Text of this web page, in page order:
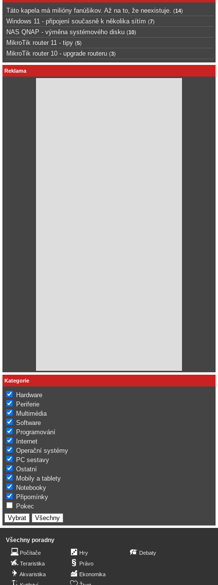
Táto kapela má milióny fanúšikov. Až na to, že neexistuje. (14)
Windows 11 - připojení současně k několika sítím (7)
NAS QNAP - výměna systémového disku (10)
MikroTik router 11 - tipy (5)
MikroTik router 10 - upgrade routeru (3)
Reklama
Kategorie
Hardware
Periferie
Multimédia
Software
Programování
Internet
Operační systémy
PC sestavy
Ostatní
Mobily a tablety
Notebooky
Připomínky
Pokec
Všechny poradny
Počítače
Teraristika
Akvaristika
Hry
Právo
Ekonomika
Debaty